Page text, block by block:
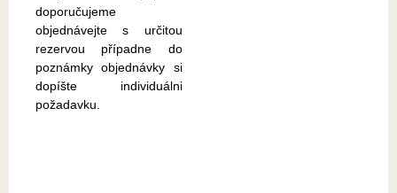
doporučujeme
objednávejte s určitou
rezervou případne do
poznámky objednávky si
dopíšte individuálni
požadavku.